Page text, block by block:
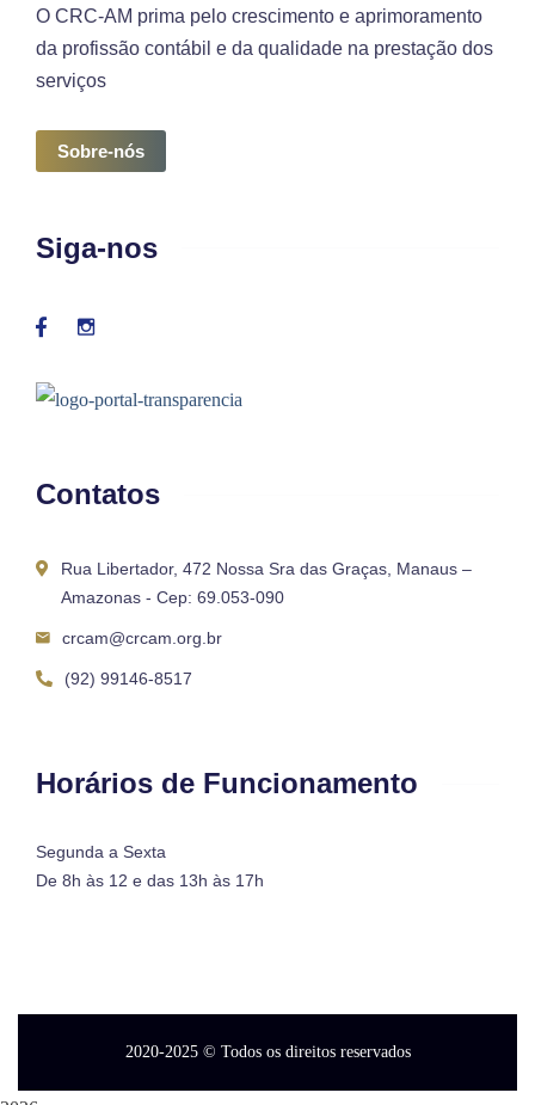
O CRC-AM prima pelo crescimento e aprimoramento
da profissão contábil e da qualidade na prestação dos
serviços
Sobre-nós
Siga-nos
Contatos
Rua Libertador, 472 Nossa Sra das Graças, Manaus –
Amazonas - Cep: 69.053-090
crcam@crcam.org.br
(92) 99146-8517
Horários de Funcionamento
Segunda a Sexta
De 8h às 12 e das 13h às 17h
2020-2025© Todos os direitos reservados